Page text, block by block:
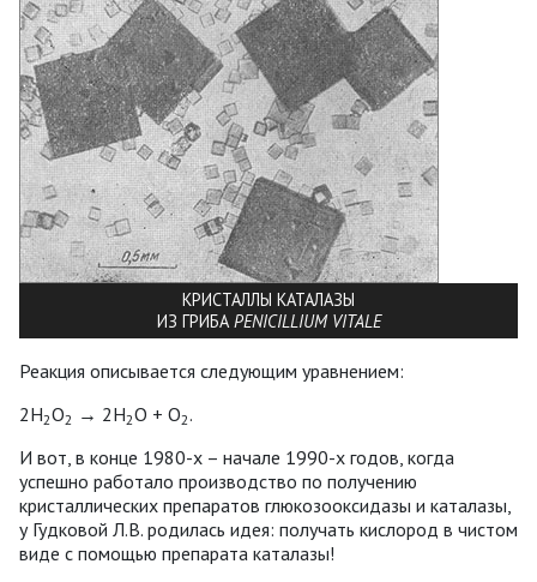
КРИСТАЛЛЫ КАТАЛАЗЫ
ИЗ ГРИБА PENICILLIUM VITALE
Реакция описывается следующим уравнением:
2Н2О2 → 2Н2О + О2 .
И вот, в конце 1980-х – начале 1990-х годов, когда
успешно работало производство по получению
кристаллических препаратов глюкозооксидазы и каталазы,
у Гудковой Л.В. родилась идея: получать кислород в чистом
виде с помощью препарата каталазы!